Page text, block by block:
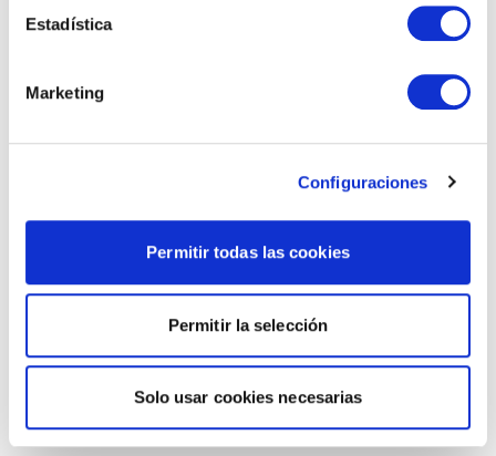
Estadística
Marketing
Configuraciones
Permitir todas las cookies
Permitir la selección
Solo usar cookies necesarias